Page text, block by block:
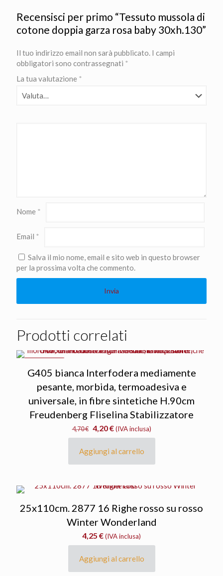
Recensisci per primo “Tessuto mussola di
cotone doppia garza rosa baby 30xh.130”
Il tuo indirizzo email non sarà pubblicato. I campi
obbligatori sono contrassegnati *
La tua valutazione *
Nome *
Email *
Salva il mio nome, email e sito web in questo browser
per la prossima volta che commento.
Prodotti correlati
G405 bianca Interfodera mediamente
pesante, morbida, termoadesiva e
universale, in fibre sintetiche H.90cm
Freudenberg Fliselina Stabilizzatore
4,70€ Il
prezzo
originale
era:
4,20€Il
prezzo
attuale
(IVA inclusa)
Aggiungi al carrello
25x110cm. 2877 16 Righe rosso su rosso
Winter Wonderland
4,25 €(IVA inclusa)
Aggiungi al carrello